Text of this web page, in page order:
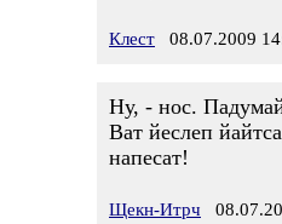
Клест 08.07.2009
Ну, - нос.
Ват йеслеп
напесат!
Щекн-Итрч